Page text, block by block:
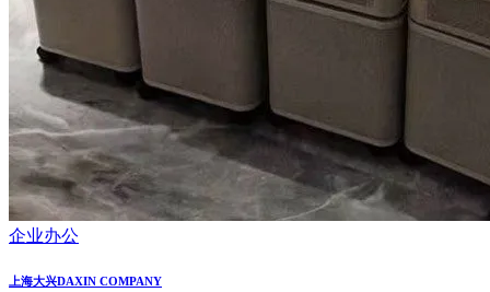
企业办公
上海大兴DAXIN COMPANY